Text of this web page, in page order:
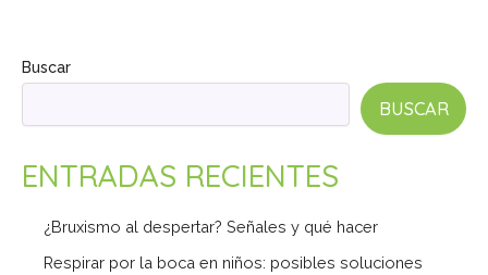
Buscar
BUSCAR
ENTRADAS RECIENTES
¿Bruxismo al despertar? Señales y qué hacer
Respirar por la boca en niños: posibles soluciones